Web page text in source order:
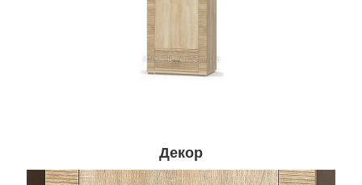
Декор